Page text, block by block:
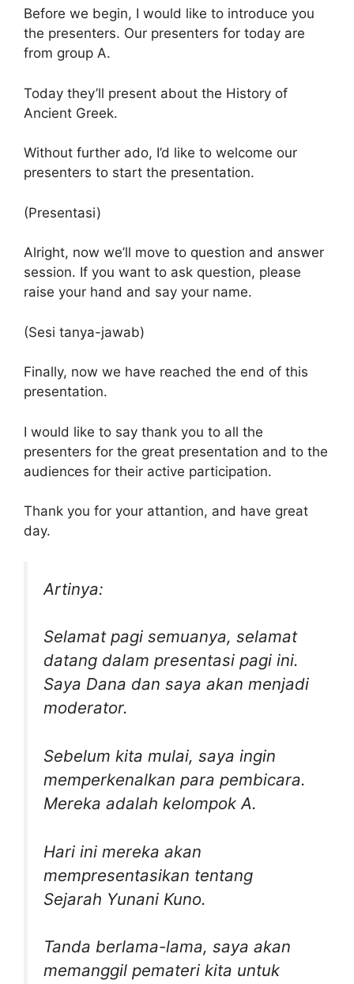
Before we begin, I would like to introduce you
the presenters. Our presenters for today are
from group A.
Today they’ll present about the History of
Ancient Greek.
Without further ado, I’d like to welcome our
presenters to start the presentation.
(Presentasi)
Alright, now we’ll move to question and answer
session. If you want to ask question, please
raise your hand and say your name.
(Sesi tanya-jawab)
Finally, now we have reached the end of this
presentation.
I would like to say thank you to all the
presenters for the great presentation and to the
audiences for their active participation.
Thank you for your attantion, and have great
day.
Artinya:
Selamat pagi semuanya, selamat
datang dalam presentasi pagi ini.
Saya Dana dan saya akan menjadi
moderator.
Sebelum kita mulai, saya ingin
memperkenalkan para pembicara.
Mereka adalah kelompok A.
Hari ini mereka akan
mempresentasikan tentang
Sejarah Yunani Kuno.
Tanda berlama-lama, saya akan
memanggil pemateri kita untuk